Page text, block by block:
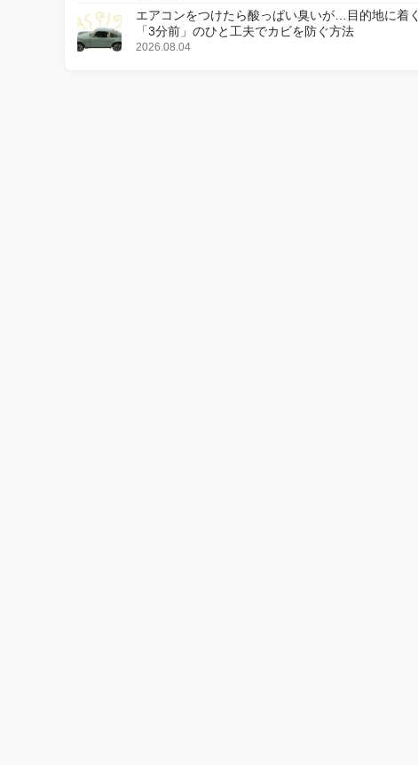
エアコンをつけたら酸っぱい臭いが…目的地に着く
「3分前」のひと工夫でカビを防ぐ方法
2026.08.04